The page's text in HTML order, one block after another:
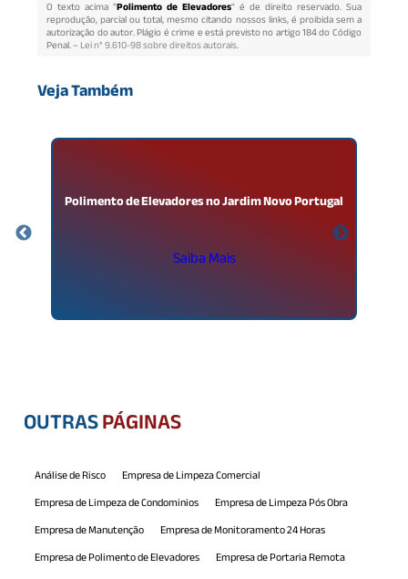
O texto acima "Polimento de Elevadores" é de direito reservado. Sua
reprodução, parcial ou total, mesmo citando nossos links, é proibida sem a
autorização do autor. Plágio é crime e está previsto no artigo 184 do Código
Penal. –Lei n° 9.610-98 sobre direitos autorais.
Veja Também
Polimento de Elevadores no Jardim Novo Portugal
Saiba Mais
OUTRASPÁGINAS
Análise de Risco
Empresa de Limpeza Comercial
Empresa de Limpeza de Condominios
Empresa de Limpeza Pós Obra
Empresa de Manutenção
Empresa de Monitoramento 24 Horas
Empresa de Polimento de Elevadores
Empresa de Portaria Remota